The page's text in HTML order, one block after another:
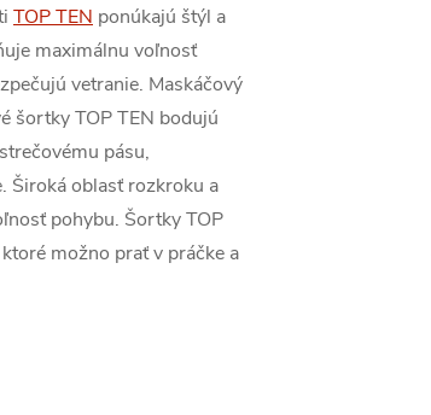
TOP TEN ponúkajú štýl a
maximálnu voľnosť
vetranie. Maskáčový
šortky TOP TEN bodujú
pásu,
Široká oblasť rozkroku a
pohybu. Šortky TOP
možno prať v práčke a